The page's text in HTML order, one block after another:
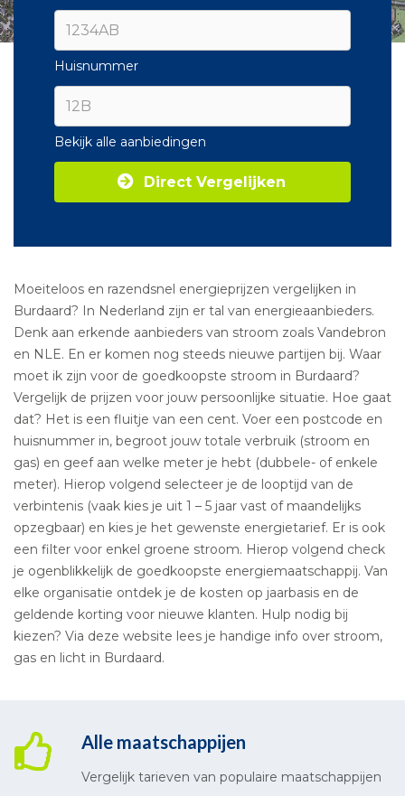
Huisnummer
Bekijk alle aanbiedingen
Direct Vergelijken
Moeiteloos en razendsnel energieprijzen vergelijken in
Burdaard? In Nederland zijn er tal van energieaanbieders.
Denk aan erkende aanbieders van stroom zoals Vandebron
en NLE. En er komen nog steeds nieuwe partijen bij. Waar
moet ik zijn voor de goedkoopste stroom in Burdaard?
Vergelijk de prijzen voor jouw persoonlijke situatie. Hoe gaat
dat? Het is een fluitje van een cent. Voer een postcode en
huisnummer in, begroot jouw totale verbruik (stroom en
gas) en geef aan welke meter je hebt (dubbele- of enkele
meter). Hierop volgend selecteer je de looptijd van de
verbintenis (vaak kies je uit 1 – 5 jaar vast of maandelijks
opzegbaar) en kies je het gewenste energietarief. Er is ook
een filter voor enkel groene stroom. Hierop volgend check
je ogenblikkelijk de goedkoopste energiemaatschappij. Van
elke organisatie ontdek je de kosten op jaarbasis en de
geldende korting voor nieuwe klanten. Hulp nodig bij
kiezen? Via deze website lees je handige info over stroom,
gas en licht in Burdaard.
Alle maatschappijen
Vergelijk tarieven van populaire maatschappijen